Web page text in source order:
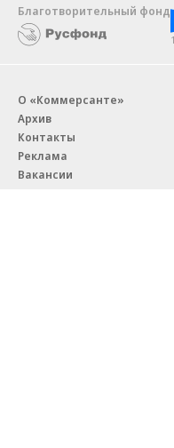
Благотворительный фонд
О «Коммерсанте»
Архив
Контакты
Реклама
Вакансии